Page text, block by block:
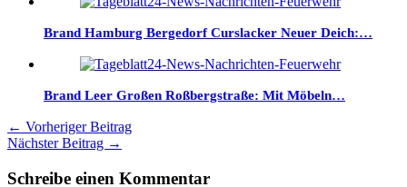
Brand Hamburg Bergedorf Curslacker Neuer Deich:…
Brand Leer Großen Roßbergstraße: Mit Möbeln…
← Vorheriger Beitrag
Nächster Beitrag →
Schreibe einen Kommentar